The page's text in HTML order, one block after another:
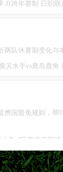
J1跨年赛制 日职
队休赛期变化与
滨水手vs鹿岛鹿角
携国豁免规则，帮
数 J联赛提携国球